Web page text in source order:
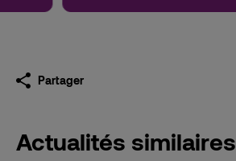
Partager
Actualités similaires